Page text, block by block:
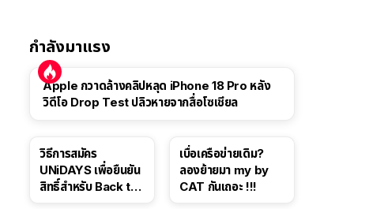
กำลังมาแรง
Apple กวาดล้างคลิปหลุด iPhone 18 Pro หลัง
วิดีโอ Drop Test ปลิวหายจากสื่อโซเชียล
วิธีการสมัคร
UNiDAYS เพื่อยืนยัน
สิทธิ์สำหรับ Back to
เบื่อเครือข่ายเดิม?
ลองย้ายมา my by
CAT กันเถอะ !!!